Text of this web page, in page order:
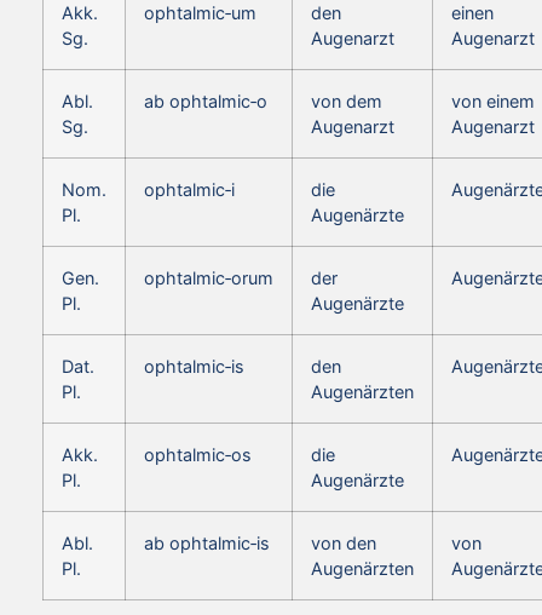
Akk.
Sg.
ophtalmic‑um
den
Augenarzt
einen
Augenarzt
Abl.
Sg.
ab ophtalmic‑o
von dem
Augenarzt
von einem
Augenarzt
Nom.
Pl.
ophtalmic‑i
die
Augenärzte
Gen.
Pl.
ophtalmic‑orum
der
Augenärzte
Dat.
Pl.
ophtalmic‑is
den
Augenärzten
Akk.
Pl.
ophtalmic‑os
die
Augenärzte
Abl.
Pl.
ab ophtalmic‑is
von den
Augenärzten
von